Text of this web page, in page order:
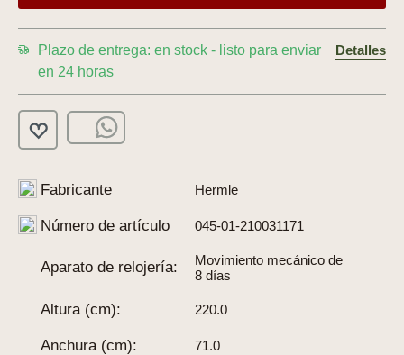
Plazo de entrega: en stock - listo para enviar
en 24 horas
Detalles
Fabricante Hermle
Número de artículo 045-01-210031171
Aparato de relojería:
Movimiento mecánico de
8 días
Altura (cm): 220.0
Anchura (cm): 71.0